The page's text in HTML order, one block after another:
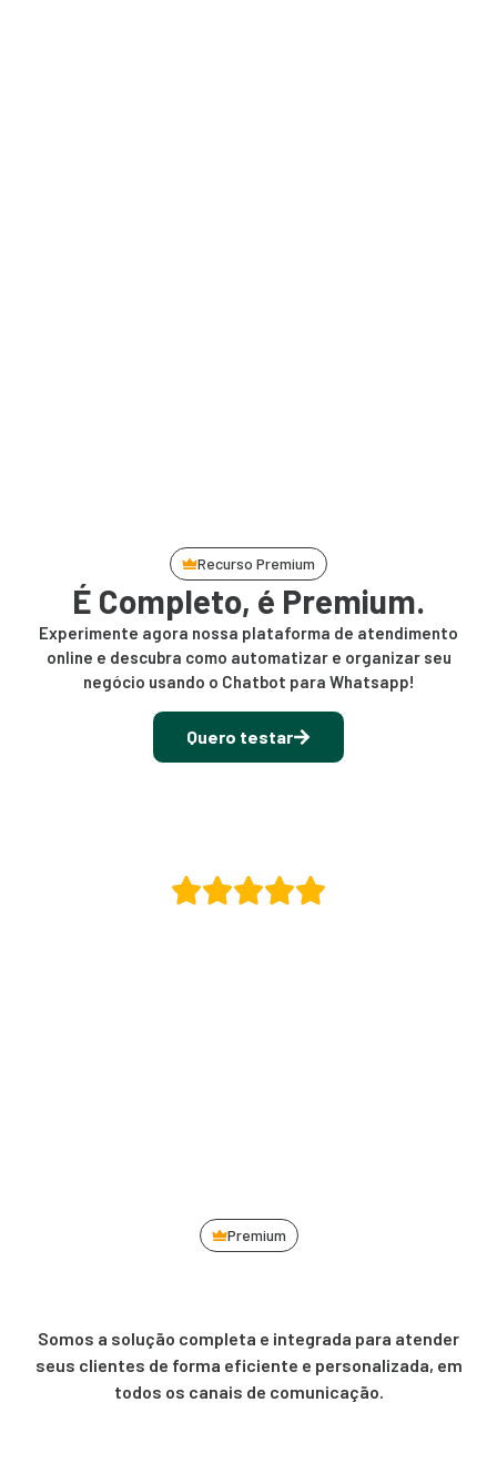
Recurso Premium
É Completo, é Premium.
Experimente agora nossa plataforma de atendimento
online e descubra como automatizar e organizar seu
negócio usando o Chatbot para Whatsapp!
Quero testar
Premium
Somos a solução completa e integrada para atender
seus clientes de forma eficiente e personalizada, em
todos os canais de comunicação.